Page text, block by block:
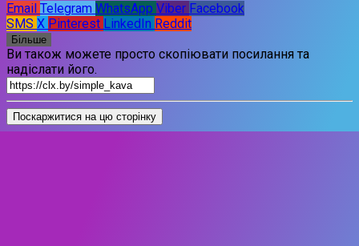
Email Telegram WhatsApp Viber Facebook
SMS X Pinterest LinkedIn Reddit
Більше
Ви також можете просто скопіювати посилання та
надіслати його.
Поскаржитися на цю сторінку